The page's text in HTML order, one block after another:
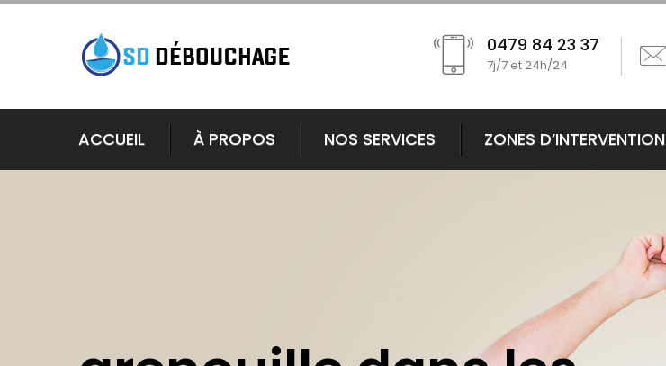
0479 84 23 37
7j/7 et 24h/24
ACCUEIL À PROPOS NOS SERVICES ZONES D’INTERVENTION